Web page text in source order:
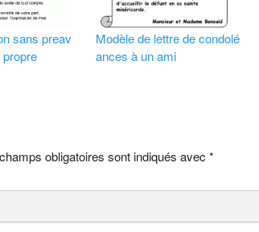
sans preav
Modèle de lettre de condolé
ances à un ami
obligatoires sont indiqués avec *